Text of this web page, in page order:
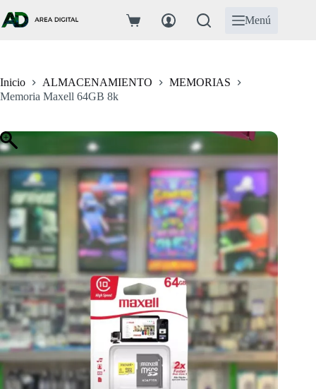
al
contenido
Carro
Menú
Inicio ALMACENAMIENTO
MEMORIAS
Memoria Maxell 64GB 8k